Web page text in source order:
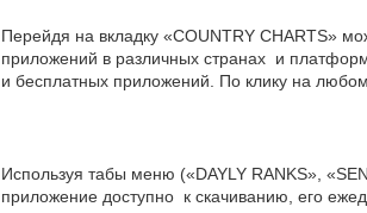
Перейдя на вкладку «COUNTRY CHARTS»
приложений в различных странах и
и бесплатных приложений. По клику на
Используя табы меню («DAYLY RANKS»,
приложение доступно к скачиванию, его